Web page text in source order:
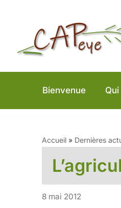
contenu
Bienvenue
Accueil » Dernières
8 mai 2012